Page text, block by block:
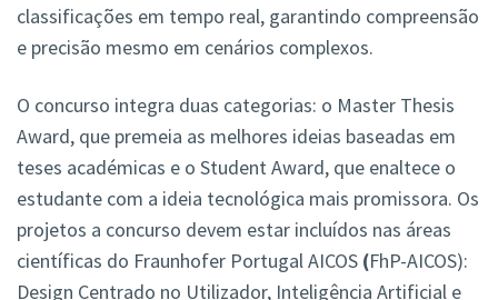
classificações em tempo real, garantindo compreensão
e precisão mesmo em cenários complexos.
O concurso integra duas categorias: o Master Thesis
Award, que premeia as melhores ideias baseadas em
teses académicas e o Student Award, que enaltece o
estudante com a ideia tecnológica mais promissora. Os
projetos a concurso devem estar incluídos nas áreas
científicas do Fraunhofer Portugal AICOS (FhP-AICOS):
Design Centrado no Utilizador, Inteligência Artificial e